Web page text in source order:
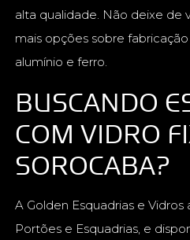
alta qualidade. Não deixe de
mais opções sobre
alumínio e ferro.
BUSCANDO
COM VIDRO
SOROCABA?
A Golden Esquadrias e
Portões e Esquadrias, e